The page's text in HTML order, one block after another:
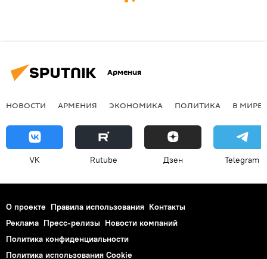
Армения
НОВОСТИ АРМЕНИЯ ЭКОНОМИКА ПОЛИТИКА В МИРЕ
VK Rutube Дзен Telegram
О проекте Правила использования Контакты
Реклама Пресс-релизы Новости компаний
Политика конфиденциальности
Политика использования Cookie